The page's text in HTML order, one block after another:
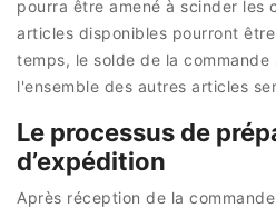
pourra être amené à scinder les
articles disponibles pourront
temps, le solde de la commande
l'ensemble des autres articles
Le processus de
d’expédition
Après réception de la